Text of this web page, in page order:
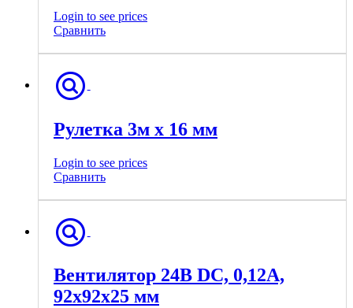
Login to see prices
Сравнить
Рулетка 3м х 16 мм
Login to see prices
Сравнить
Вентилятор 24В DC, 0,12А,
92х92х25 мм